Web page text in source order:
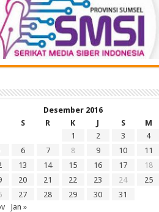
Desember 2016
S R K J S
M
1
2 3
4
6 7 8 9 10
11
13 14 15 16 17
18
20 21 22 23 24
25
27 28 29 30
31
Jan »